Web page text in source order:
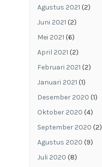
Agustus 2021 (2)
Juni 2021 (2)
Mei 2021 (6)
April 2021 (2)
Februari 2021 (2)
Januari 2021 (1)
Desember 2020 (1)
Oktober 2020 (4)
September 2020 (2)
Agustus 2020 (9)
Juli 2020 (8)